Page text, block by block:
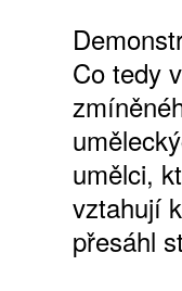
Co tedy
umělci,
vztahují
přesáhl
PŘEDPLATNÉ